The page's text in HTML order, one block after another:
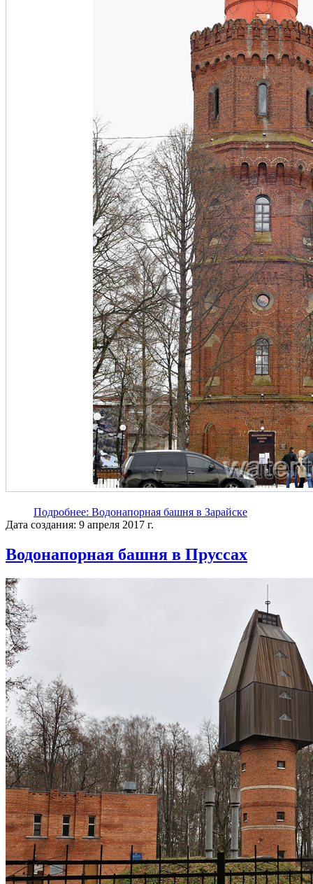
Подробнее: Водонапорная башня в Зарайске
Дата создания: 9 апреля 2017 г.
Водонапорная башня в Пруссах